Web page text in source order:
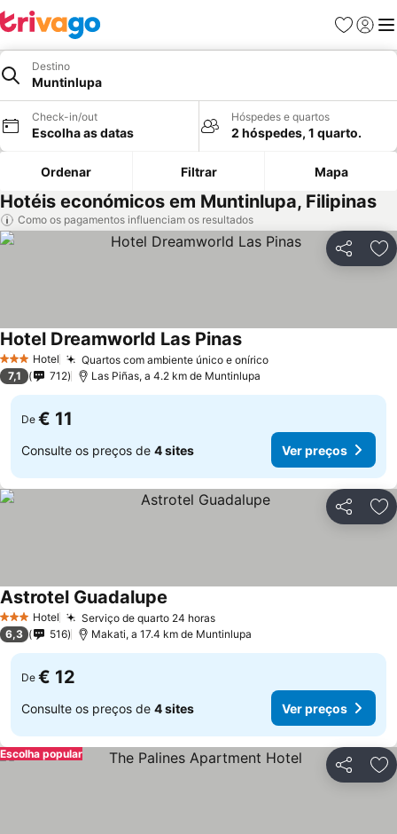
Favoritos
Iniciar
Destino
Muntinlupa
Check-in/out
Escolha as datas
Hóspedes e quartos
2 hóspedes, 1 quarto.
Ordenar Filtrar Mapa
Hotéis económicos em Muntinlupa, Filipinas
Como os pagamentos influenciam os resultados
Partilhar
3 EstrelasHotel Quartos com ambiente único e onírico
Hotel Dreamworld Las Pinas
7,1 712 Las Piñas, a 4.2 km de Muntinlupa
De € 11
Consulte os preços de 4 sites Ver preços
Partilhar
3 EstrelasHotel Serviço de quarto 24 horas
Astrotel Guadalupe
6,3 516 Makati, a 17.4 km de Muntinlupa
De € 12
Consulte os preços de 4 sites Ver preços
Partilhar
Escolha popular